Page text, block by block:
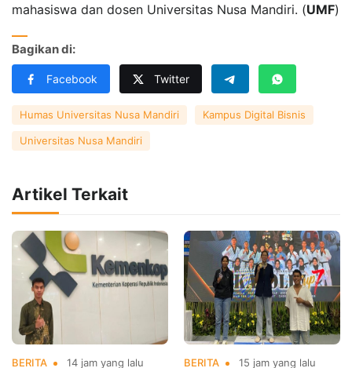
mahasiswa dan dosen Universitas Nusa Mandiri. (UMF)
Bagikan di:
Facebook Twitter
Humas Universitas Nusa Mandiri Kampus Digital Bisnis
Universitas Nusa Mandiri
Artikel Terkait
BERITA 14 jam yang lalu BERITA 15 jam yang lalu